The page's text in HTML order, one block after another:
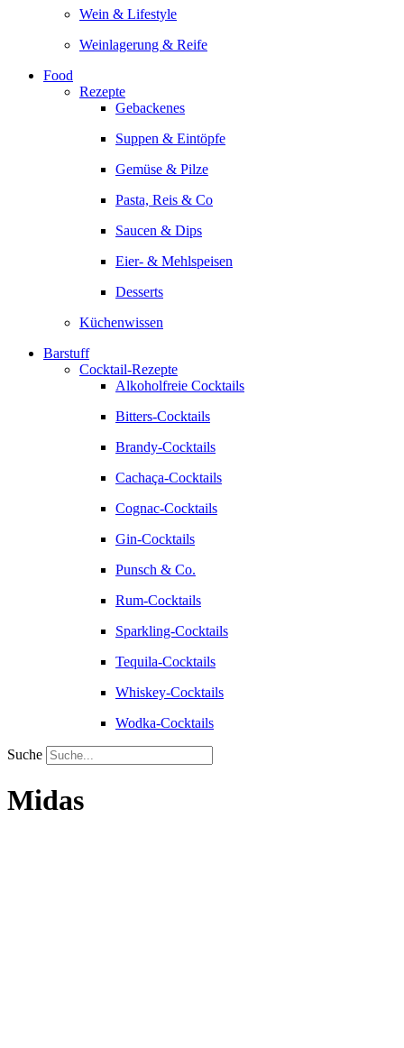
Wein & Lifestyle
Weinlagerung & Reife
Food
Rezepte
Gebackenes
Suppen & Eintöpfe
Gemüse & Pilze
Pasta, Reis & Co
Saucen & Dips
Eier- & Mehlspeisen
Desserts
Küchenwissen
Barstuff
Cocktail-Rezepte
Alkoholfreie Cocktails
Bitters-Cocktails
Brandy-Cocktails
Cachaça-Cocktails
Cognac-Cocktails
Gin-Cocktails
Punsch & Co.
Rum-Cocktails
Sparkling-Cocktails
Tequila-Cocktails
Whiskey-Cocktails
Wodka-Cocktails
Suche
Midas